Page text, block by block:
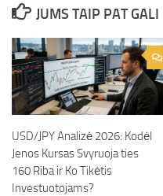
JUMS TAIP PAT GALI
USD/JPY Analizė 2026: Kodėl
Jenos Kursas Svyruoja ties
160 Riba ir Ko Tikėtis
Investuotojams?